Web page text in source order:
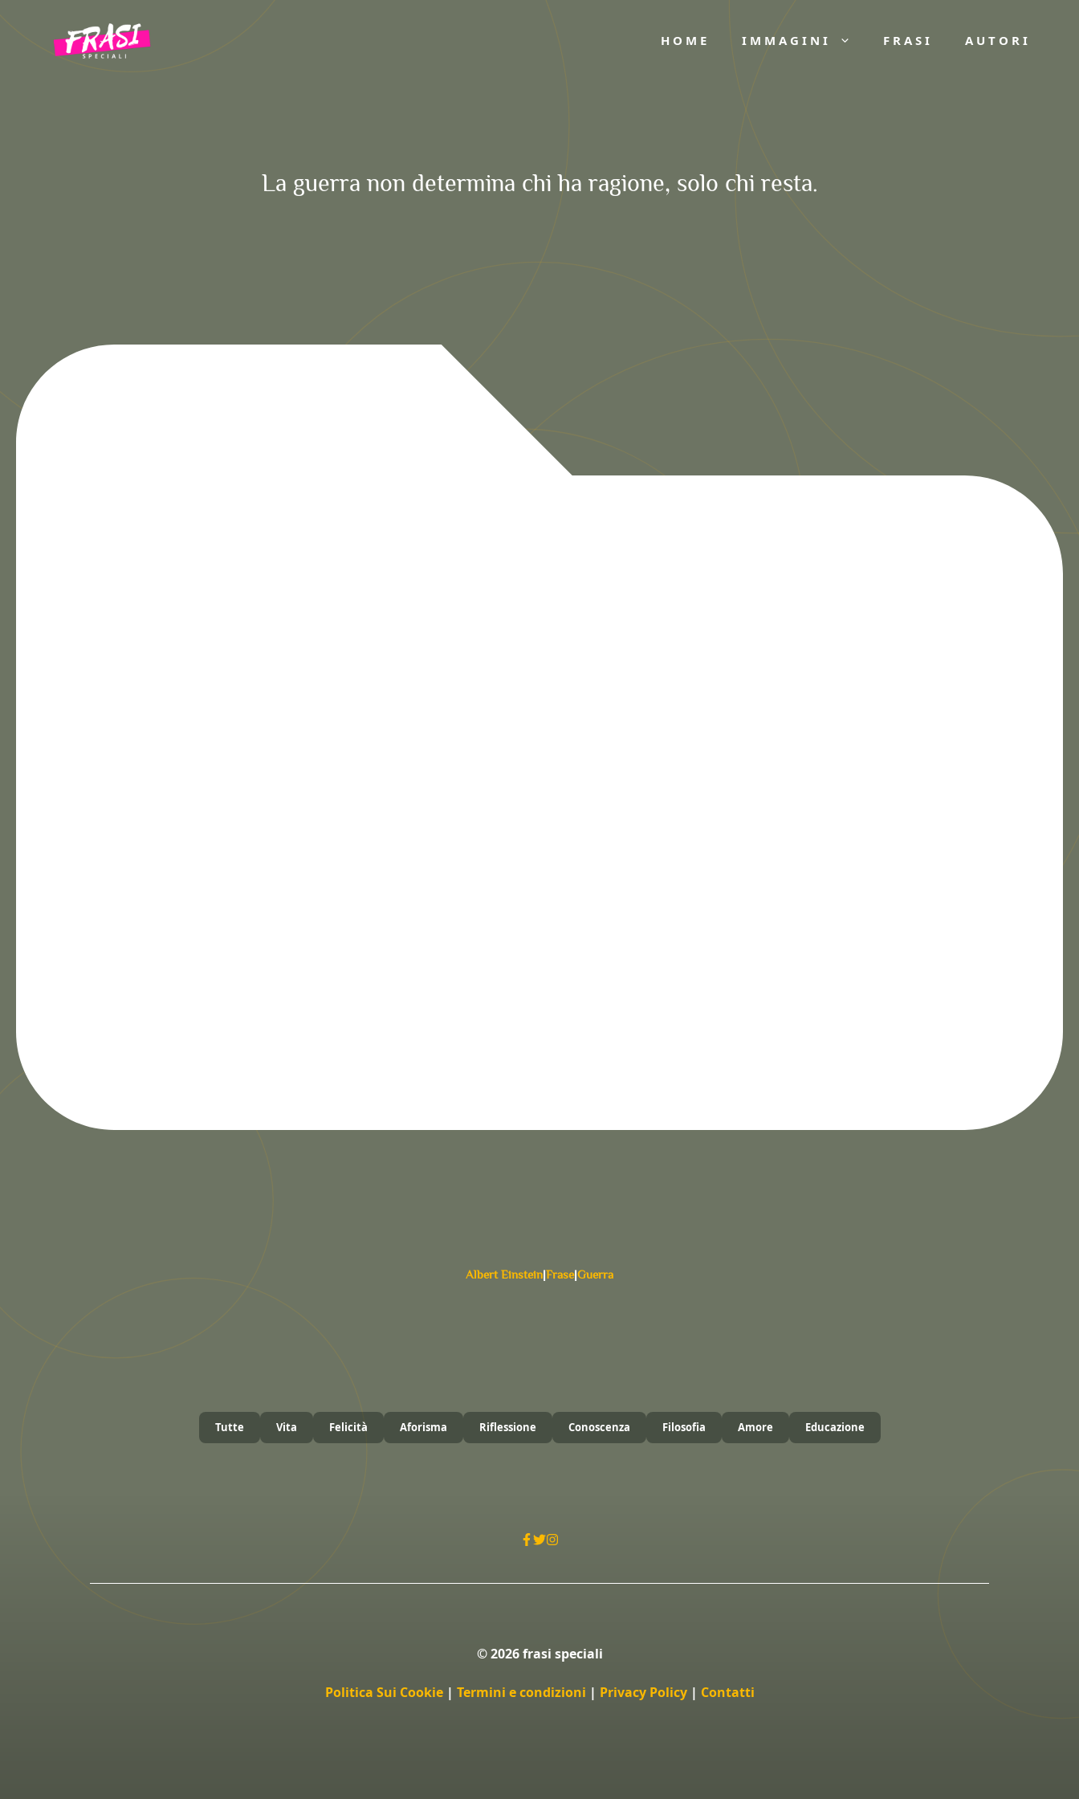
contenuto
HOME IMMAGINI FRASI AUTORI
La guerra non determina chi ha ragione, solo chi resta.
Albert Einstein|Frase|Guerra
Tutte Vita Felicità Aforisma Riflessione Conoscenza Filosofia Amore Educazione
© 2026 frasi speciali
Politica Sui Cookie| Termini e condizioni | Privacy Policy | Contatti